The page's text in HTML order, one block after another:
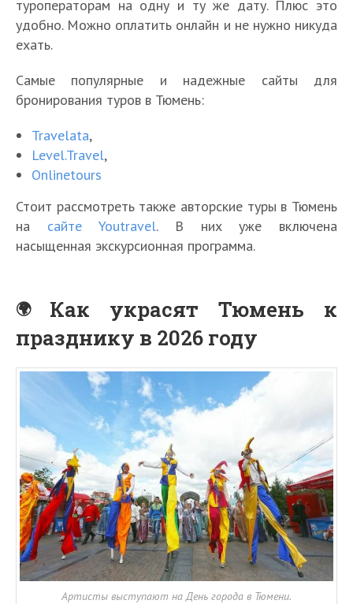
туроператорам на одну и ту же дату. Плюс это
удобно. Можно оплатить онлайн и не нужно никуда
ехать.
Самые популярные и надежные сайты для
бронирования туров в Тюмень:
Travelata,
Level.Travel,
Onlinetours
Стоит рассмотреть также авторские туры в Тюмень
на сайте Youtravel. В них уже включена
насыщенная экскурсионная программа.
Как украсят Тюмень к
празднику в 2026 году
Артисты выступают на День города в Тюмени.